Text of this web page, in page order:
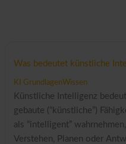
Was bedeutet künstliche
KI GrundlagenWissen
Künstliche Intelligenz
gebaute (“künstliche”)
als “intelligent”
Verstehen, Planen oder